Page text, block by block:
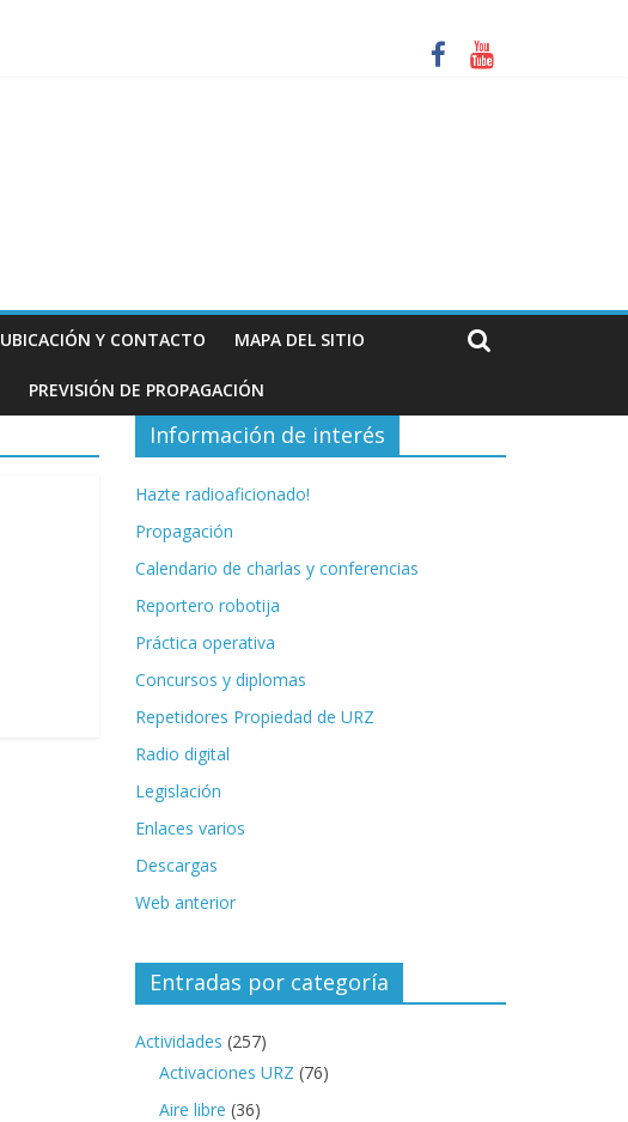
UBICACIÓN Y CONTACTO MAPA DEL SITIO
PREVISIÓN DE PROPAGACIÓN
Información de interés
Hazte radioaficionado!
Propagación
Calendario de charlas y conferencias
Reportero robotija
Práctica operativa
Concursos y diplomas
Repetidores Propiedad de URZ
Radio digital
Legislación
Enlaces varios
Descargas
Web anterior
Entradas por categoría
Actividades (257)
Activaciones URZ (76)
Aire libre (36)